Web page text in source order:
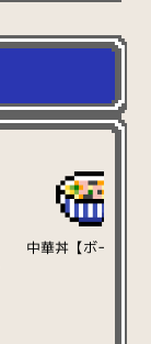
中華丼【ボーダー